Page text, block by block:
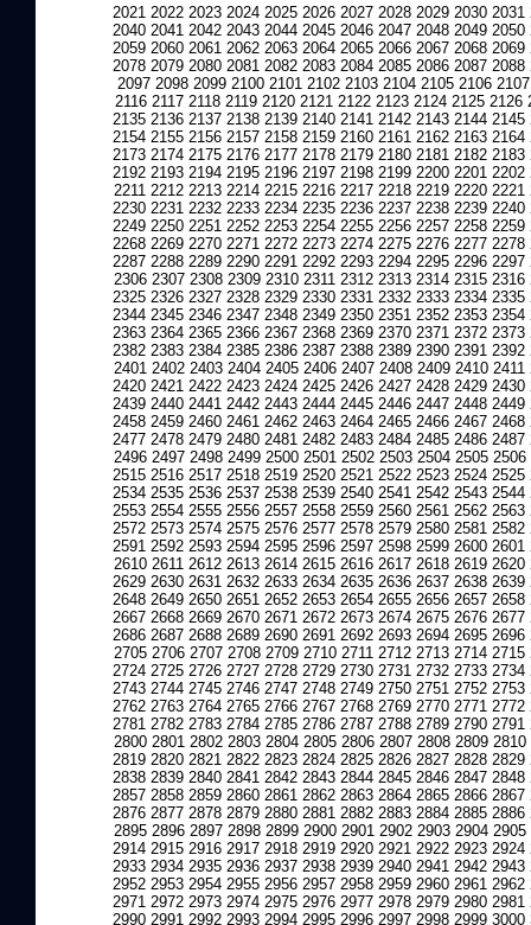
2021 2022 2023 2024 2025 2026 2027 2028 2029 2030 2031
2040 2041 2042 2043 2044 2045 2046 2047 2048 2049 2050
2059 2060 2061 2062 2063 2064 2065 2066 2067 2068 2069
2078 2079 2080 2081 2082 2083 2084 2085 2086 2087 2088
2097 2098 2099 2100 2101 2102 2103 2104 2105 2106 2107
2116 2117 2118 2119 2120 2121 2122 2123 2124 2125 2126
2135 2136 2137 2138 2139 2140 2141 2142 2143 2144 2145
2154 2155 2156 2157 2158 2159 2160 2161 2162 2163 2164
2173 2174 2175 2176 2177 2178 2179 2180 2181 2182 2183
2192 2193 2194 2195 2196 2197 2198 2199 2200 2201 2202
2211 2212 2213 2214 2215 2216 2217 2218 2219 2220 2221
2230 2231 2232 2233 2234 2235 2236 2237 2238 2239 2240
2249 2250 2251 2252 2253 2254 2255 2256 2257 2258 2259
2268 2269 2270 2271 2272 2273 2274 2275 2276 2277 2278
2287 2288 2289 2290 2291 2292 2293 2294 2295 2296 2297
2306 2307 2308 2309 2310 2311 2312 2313 2314 2315 2316
2325 2326 2327 2328 2329 2330 2331 2332 2333 2334 2335
2344 2345 2346 2347 2348 2349 2350 2351 2352 2353 2354
2363 2364 2365 2366 2367 2368 2369 2370 2371 2372 2373
2382 2383 2384 2385 2386 2387 2388 2389 2390 2391 2392
2401 2402 2403 2404 2405 2406 2407 2408 2409 2410 2411
2420 2421 2422 2423 2424 2425 2426 2427 2428 2429 2430
2439 2440 2441 2442 2443 2444 2445 2446 2447 2448 2449
2458 2459 2460 2461 2462 2463 2464 2465 2466 2467 2468
2477 2478 2479 2480 2481 2482 2483 2484 2485 2486 2487
2496 2497 2498 2499 2500 2501 2502 2503 2504 2505 2506
2515 2516 2517 2518 2519 2520 2521 2522 2523 2524 2525
2534 2535 2536 2537 2538 2539 2540 2541 2542 2543 2544
2553 2554 2555 2556 2557 2558 2559 2560 2561 2562 2563
2572 2573 2574 2575 2576 2577 2578 2579 2580 2581 2582
2591 2592 2593 2594 2595 2596 2597 2598 2599 2600 2601
2610 2611 2612 2613 2614 2615 2616 2617 2618 2619 2620
2629 2630 2631 2632 2633 2634 2635 2636 2637 2638 2639
2648 2649 2650 2651 2652 2653 2654 2655 2656 2657 2658
2667 2668 2669 2670 2671 2672 2673 2674 2675 2676 2677
2686 2687 2688 2689 2690 2691 2692 2693 2694 2695 2696
2705 2706 2707 2708 2709 2710 2711 2712 2713 2714 2715
2724 2725 2726 2727 2728 2729 2730 2731 2732 2733 2734
2743 2744 2745 2746 2747 2748 2749 2750 2751 2752 2753
2762 2763 2764 2765 2766 2767 2768 2769 2770 2771 2772
2781 2782 2783 2784 2785 2786 2787 2788 2789 2790 2791
2800 2801 2802 2803 2804 2805 2806 2807 2808 2809 2810
2819 2820 2821 2822 2823 2824 2825 2826 2827 2828 2829
2838 2839 2840 2841 2842 2843 2844 2845 2846 2847 2848
2857 2858 2859 2860 2861 2862 2863 2864 2865 2866 2867
2876 2877 2878 2879 2880 2881 2882 2883 2884 2885 2886
2895 2896 2897 2898 2899 2900 2901 2902 2903 2904 2905
2914 2915 2916 2917 2918 2919 2920 2921 2922 2923 2924
2933 2934 2935 2936 2937 2938 2939 2940 2941 2942 2943
2952 2953 2954 2955 2956 2957 2958 2959 2960 2961 2962
2971 2972 2973 2974 2975 2976 2977 2978 2979 2980 2981
2990 2991 2992 2993 2994 2995 2996 2997 2998 2999 3000